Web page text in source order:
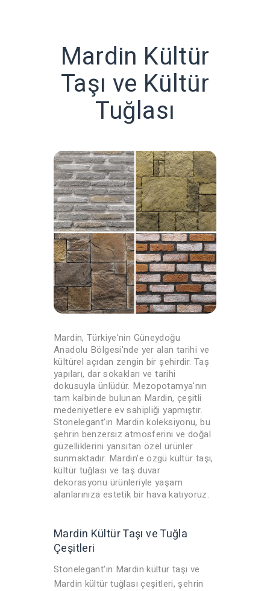
Mardin Kültür
Taşı ve Kültür
Tuğlası
Mardin, Türkiye'nin Güneydoğu
Anadolu Bölgesi'nde yer alan tarihi ve
kültürel açıdan zengin bir şehirdir. Taş
yapıları, dar sokakları ve tarihi
dokusuyla ünlüdür. Mezopotamya'nın
tam kalbinde bulunan Mardin, çeşitli
medeniyetlere ev sahipliği yapmıştır.
Stonelegant'ın Mardin koleksiyonu, bu
şehrin benzersiz atmosferini ve doğal
güzelliklerini yansıtan özel ürünler
sunmaktadır. Mardin'e özgü kültür taşı,
kültür tuğlası ve taş duvar
dekorasyonu ürünleriyle yaşam
alanlarınıza estetik bir hava katıyoruz.
Mardin Kültür Taşı ve Tuğla
Çeşitleri
Stonelegant'ın Mardin kültür taşı ve
Mardin kültür tuğlası çeşitleri, şehrin